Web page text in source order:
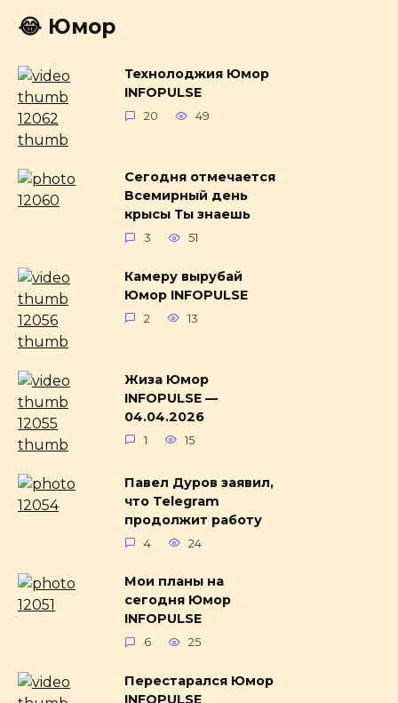
😂 Юмор
Технолоджия Юмор
INFOPULSE
20 49
Сегодня отмечается
Всемирный день
крысы Ты знаешь
3 51
Камеру вырубай
Юмор INFOPULSE
2 13
Жиза Юмор
INFOPULSE —
04.04.2026
1 15
Павел Дуров заявил,
что Telegram
продолжит работу
4 24
Мои планы на
сегодня Юмор
INFOPULSE
6 25
Перестарался Юмор
INFOPULSE